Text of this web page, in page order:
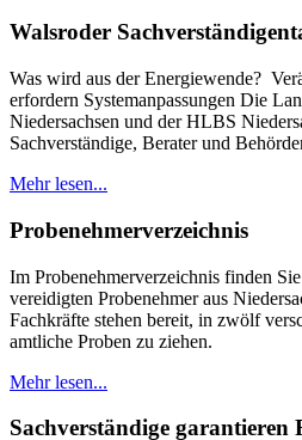
Walsroder
Was wird aus der Energiewende?
erfordern Systemanpassungen Die
Niedersachsen und der HLBS
Sachverständige, Berater und
Mehr lesen...
Probenehmerverzeichnis
Im Probenehmerverzeichnis finden
vereidigten Probenehmer aus
Fachkräfte stehen bereit, in zwölf
amtliche Proben zu ziehen.
Mehr lesen...
Sachverständige garantieren